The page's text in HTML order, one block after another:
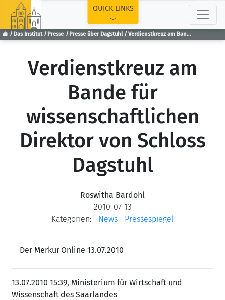
Das Institut Presse Presse über Dagstuhl Verdienstkreuz am Bande für wissenschaftlichen Direktor von Schloss Dagstuhl
QUICK LINKS
Verdienstkreuz am
Bande für
wissenschaftlichen
Direktor von Schloss
Dagstuhl
Roswitha Bardohl
2010-07-13
Kategorien:
News Pressespiegel
Der Merkur Online 13.07.2010
13.07.2010 15:39, Ministerium für Wirtschaft und
Wissenschaft des Saarlandes